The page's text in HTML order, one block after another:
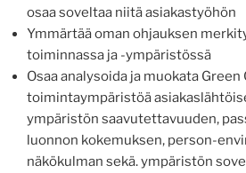
osaa soveltaa niitä asiakastyöhön
Ymmärtää oman ohjauksen
toiminnassa ja -ympäristössä
Osaa analysoida ja muokata Green
toimintaympäristöä
ympäristön saavutettavuuden,
luonnon kokemuksen, person-
näkökulman sekä. ympäristön